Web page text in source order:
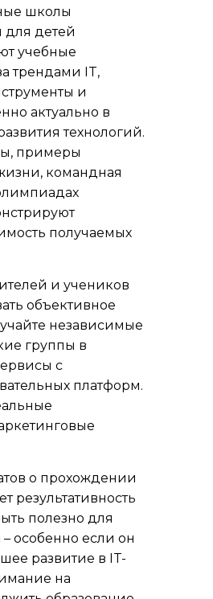
школы
детей
учебные
трендами IT,
и
актуально в
технологий.
примеры
командная
получаемых
и учеников
объективное
независимые
группы в
с
платформ.
о прохождении
результативность
полезно для
особенно если он
развитие в IT-
на